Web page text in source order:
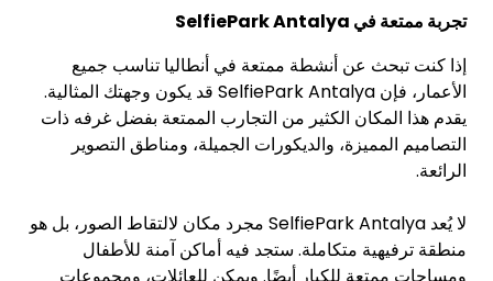
تجربة ممتعة في SelfiePark Antalya
إذا كنت تبحث عن أنشطة ممتعة في أنطاليا تناسب جميع
الأعمار، فإن SelfiePark Antalya قد يكون وجهتك المثالية.
يقدم هذا المكان الكثير من التجارب الممتعة بفضل غرفه ذات
التصاميم المميزة، والديكورات الجميلة، ومناطق التصوير
الرائعة.
لا يُعد SelfiePark Antalya مجرد مكان لالتقاط الصور، بل هو
منطقة ترفيهية متكاملة. ستجد فيه أماكن آمنة للأطفال